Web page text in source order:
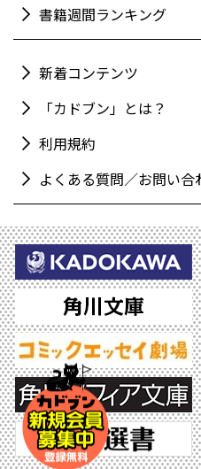
書籍週間ランキング
新着コンテンツ
「カドブン」とは？
利用規約
よくある質問／お問い合